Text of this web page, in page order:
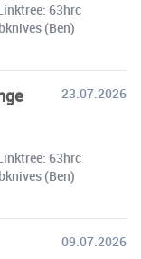
63hrc
(Ben)
23.07.2026
63hrc
(Ben)
09.07.2026